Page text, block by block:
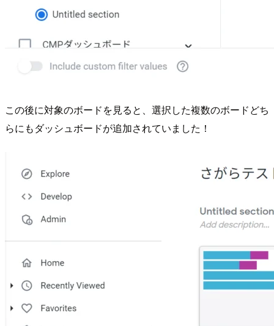
この後に対象のボードを見ると、選択した複数のボードどち
らにもダッシュボードが追加されていました！